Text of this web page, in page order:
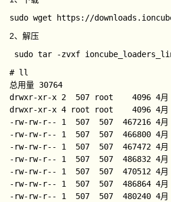
2、解压
# ll
总用量 30764
drwxr-xr-x 2  507 root    4096 4
drwxr-xr-x 4 root root    4096 4
-rw-rw-r-- 1  507  507  467216 4
-rw-rw-r-- 1  507  507  466800 4
-rw-rw-r-- 1  507  507  467472 4
-rw-rw-r-- 1  507  507  486832 4
-rw-rw-r-- 1  507  507  470512 4
-rw-rw-r-- 1  507  507  486864 4
-rw-rw-r-- 1  507  507  480240 4